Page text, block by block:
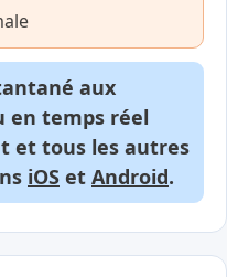
aux
en temps réel
et tous les autres
iOS et Android.